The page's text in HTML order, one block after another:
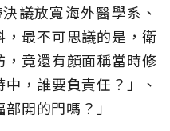
議放寬海外醫學系、
最不可思議的是，衛
竟還有顏面稱當時修
，誰要負責任？」、
開的門嗎？」